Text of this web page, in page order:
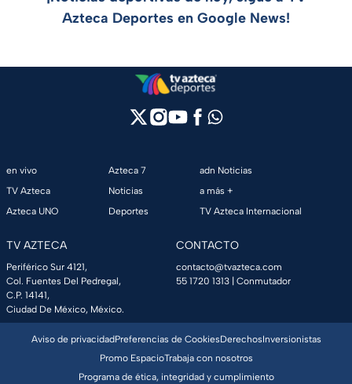
Azteca Deportes en Google News!
en vivo
TV Azteca
Azteca UNO
Azteca 7
Noticias
Deportes
adn Noticias
a más +
TV Azteca Internacional
TV AZTECA
Periférico Sur 4121,
Col. Fuentes Del Pedregal,
C.P. 14141,
Ciudad De México, México.
CONTACTO
contacto@tvazteca.com
55 1720 1313 | Conmutador
Aviso de privacidadPreferencias de CookiesDerechosInversionistas
Promo EspacioTrabaja con nosotros
Programa de ética, integridad y cumplimiento